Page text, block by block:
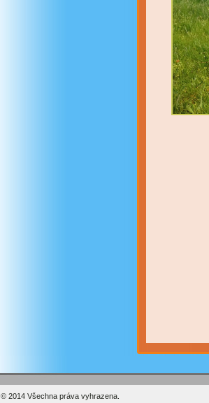
© 2014 Všechna práva vyhrazena.